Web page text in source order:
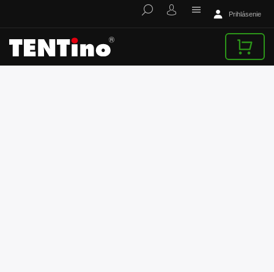
Prihlásenie